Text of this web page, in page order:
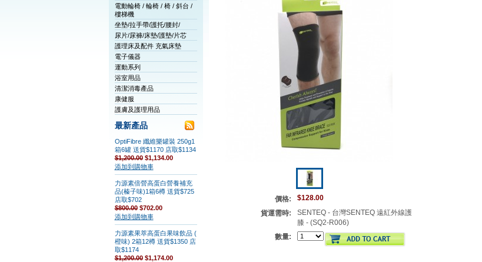
電動輪椅 / 輪椅 / 椅 / 斜台 /
樓梯機
坐墊/拉手帶/護托/腰封/
尿片/尿褲/床墊/護墊/片芯
護理床及配件 充氣床墊
電子儀器
運動系列
浴室用品
清潔消毒產品
康健服
護膚及護理用品
最新產品
OptiFibre 纖維樂罐裝 250g1
箱6罐 送貨$1170 店取$1134
$1,200.00$1,134.00
添加到購物車
力源素倍營高蛋白營養補充
品(榛子味)1箱6樽 送貨$725
店取$702
$800.00$702.00
添加到購物車
力源素果萃高蛋白果味飲品 (
橙味) 2箱12樽 送貨$1350 店
取$1174
$1,200.00$1,174.00
價格:
$128.00
貨運需時:
SENTEQ - 台灣SENTEQ 遠紅外線護
膝 - (SQ2-R006)
數量: